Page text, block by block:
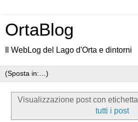
OrtaBlog
Il WebLog del Lago d'Orta e dintorni
Visualizzazione post con etichetta
tutti i post